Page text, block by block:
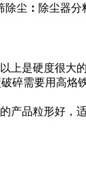
除尘 ： 除尘器分
上是硬度很大
碎需要用高烙
产品粒形好，